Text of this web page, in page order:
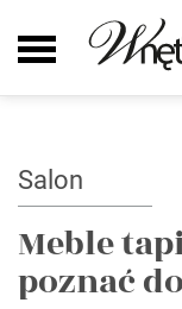
Salon
Meble
poznać